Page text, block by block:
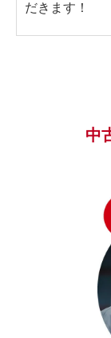
だきます！
中